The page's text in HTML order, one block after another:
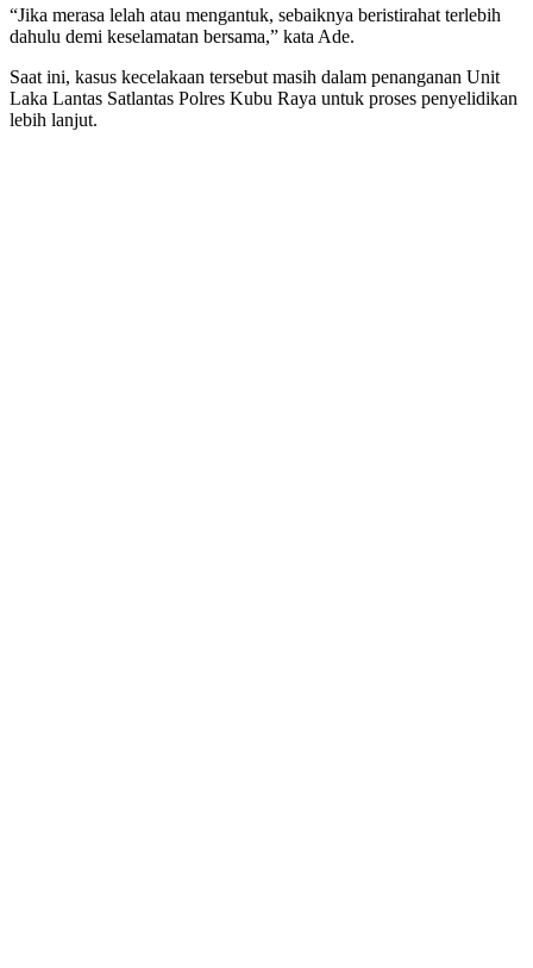
“Jika merasa lelah atau mengantuk, sebaiknya beristirahat terlebih
dahulu demi keselamatan bersama,” kata Ade.
Saat ini, kasus kecelakaan tersebut masih dalam penanganan Unit
Laka Lantas Satlantas Polres Kubu Raya untuk proses penyelidikan
lebih lanjut.